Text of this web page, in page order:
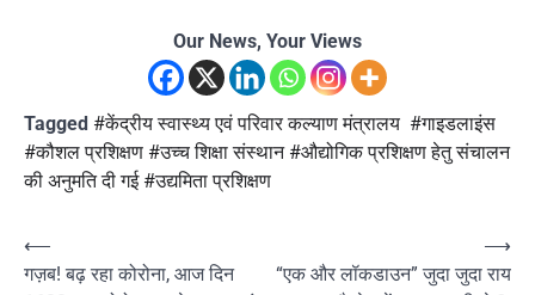
Our News, Your Views
Tagged #केंद्रीय स्वास्थ्य एवं परिवार कल्याण मंत्रालय #गाइडलाइंस
#कौशल प्रशिक्षण #उच्च शिक्षा संस्थान #औद्योगिक प्रशिक्षण हेतु संचालन
की अनुमति दी गई #उद्यमिता प्रशिक्षण
Post
navigation
⟵
गज़ब! बढ़ रहा कोरोना, आज दिन
“एक और लॉकडाउन” जुदा जुदा राय
⟶